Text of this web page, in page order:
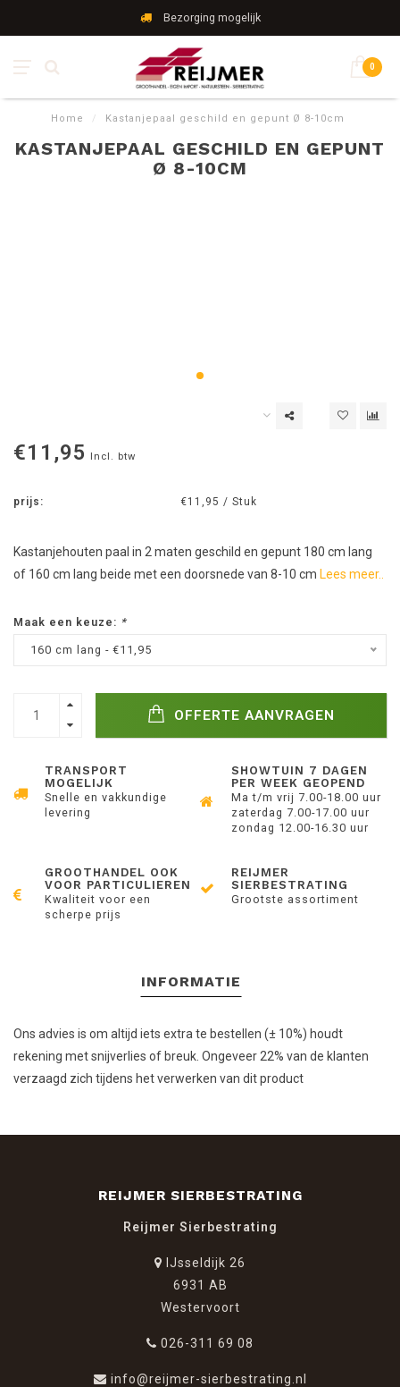
Bezorging mogelijk
0
Home / Kastanjepaal geschild en gepunt Ø 8-10cm
KASTANJEPAAL GESCHILD EN GEPUNT
Ø 8-10CM
€11,95 Incl. btw
prijs: €11,95 / Stuk
Kastanjehouten paal in 2 maten geschild en gepunt 180 cm lang
of 160 cm lang beide met een doorsnede van 8-10 cm Lees meer..
Maak een keuze: *
160 cm lang - €11,95
OFFERTE AANVRAGEN
TRANSPORT
MOGELIJK
Snelle en vakkundige
levering
SHOWTUIN 7 DAGEN
PER WEEK GEOPEND
Ma t/m vrij 7.00-18.00 uur
zaterdag 7.00-17.00 uur
zondag 12.00-16.30 uur
GROOTHANDEL OOK
VOOR PARTICULIEREN
Kwaliteit voor een
scherpe prijs
REIJMER
SIERBESTRATING
Grootste assortiment
INFORMATIE
Ons advies is om altijd iets extra te bestellen (± 10%) houdt
rekening met snijverlies of breuk. Ongeveer 22% van de klanten
verzaagd zich tijdens het verwerken van dit product
REIJMER SIERBESTRATING
Reijmer Sierbestrating
IJsseldijk 26
6931 AB
Westervoort
026-311 69 08
info@reijmer-sierbestrating.nl